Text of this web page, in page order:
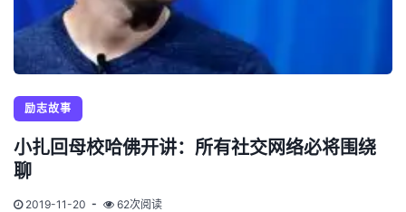
励志故事
小扎回母校哈佛开讲：所有社交网络必将围绕
聊
2019-11-20 62次阅读